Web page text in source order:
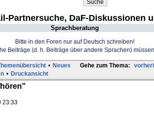
Partnersuche, DaF-Diskussionen
Sprachberatung
Bitte in den Foren nur auf Deutsch schreiben!
Beiträge (d. h. Beiträge über andere Sprachen)
Gehe zum Thema:
• Neues
• Druckansicht
23:33